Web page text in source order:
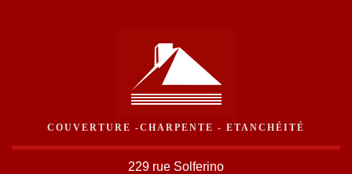
COUVERTURE -CHARPENTE - ETANCHÉITÉ
229 rue Solferino